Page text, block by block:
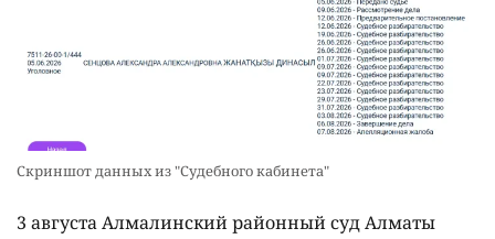
Скриншот данных из "Судебного кабинета"
3 августа Алмалинский районный суд Алматы